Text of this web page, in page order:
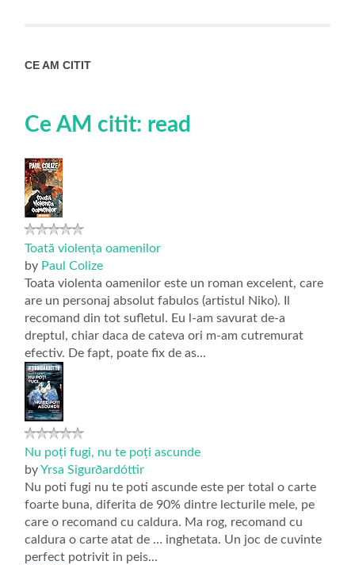
CE AM CITIT
Ce AM citit: read
Toată violența oamenilor
by Paul Colize
Toata violenta oamenilor este un roman excelent, care
are un personaj absolut fabulos (artistul Niko). Il
recomand din tot sufletul. Eu l-am savurat de-a
dreptul, chiar daca de cateva ori m-am cutremurat
efectiv. De fapt, poate fix de as...
Nu poți fugi, nu te poți ascunde
byYrsa Sigurðardóttir
Nu poti fugi nu te poti ascunde este per total o carte
foarte buna, diferita de 90% dintre lecturile mele, pe
care o recomand cu caldura. Ma rog, recomand cu
caldura o carte atat de … inghetata. Un joc de cuvinte
perfect potrivit in peis...